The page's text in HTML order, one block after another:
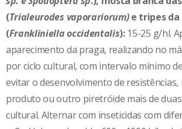
(Trialeurodes vaporariorum)e tripes
(Frankliniella occidentalis):15-25 g/hl.
aparecimento da praga, realizando no
por ciclo cultural, com intervalo mínimo
evitar o desenvolvimento de resistências,
produto ou outro piretróide mais de duas
cultural. Alternar com inseticidas com